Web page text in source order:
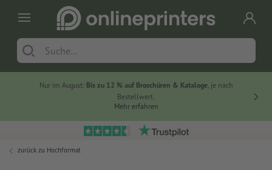
Nur im August: Bis zu 12 % auf Broschüren & Kataloge, je nach
Bestellwert.
Mehr erfahren
zurück zu Hochformat